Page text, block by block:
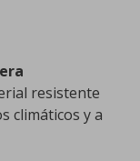
resistente
climáticos y a